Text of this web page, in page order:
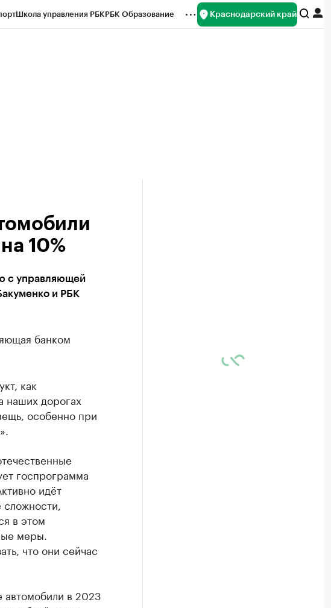
Школа управления РБКРБК Образование Краснодарский край
10%
с управляющей
и РБК
банком
как
наших дорогах
особенно при
госпрограмма
идёт
в этом
меры.
что они сейчас
автомобили в 2023